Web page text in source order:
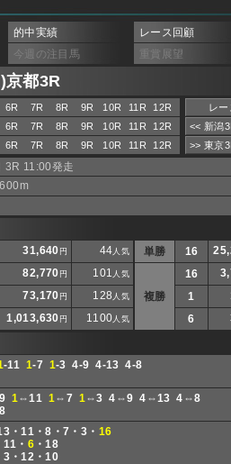
的中実績
レース回顧
今週の注目馬 重賞展望
)京都3R
6R 7R 8R 9R 10R 11R
12R
6R 7R 8R 9R 10R 11R
12R
6R 7R 8R 9R 10R 11R 12R
レ
<< 新潟
>> 東京
3R 11:00発走
31,640 円 44人気
82,770 円 101 人気
73,170 円 128 人気
1,013,630 円 1100人気
単勝 16
複勝
16
1
6
-11 1-7 1-3 4-9 4-13 4-8
1⇔11 1⇔7 1⇔3 4⇔9 4⇔13 4⇔8
・11・8・7・3・ 16
・ 6 ・18
3・12・10